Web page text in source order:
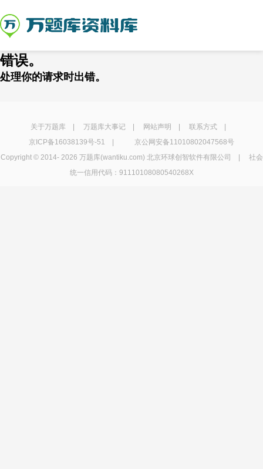
错误。
处理你的请求时出错。
关于万题库| 万题库大事记| 网站声明 联系方式|
京ICP备16038139号-51
京公网安备11010802047568号
Copyright © 2014- 2026 万题库(wantiku.com) 北京环球创智软件有限公司 | 社会
统一信用代码：91110108080540268X